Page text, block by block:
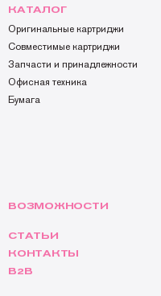
КАТАЛОГ
Оригинальные картриджи
Совместимые картриджи
Запчасти и принадлежности
Офисная техника
Бумага
ВОЗМОЖНОСТИ
СТАТЬИ
КОНТАКТЫ
B2B